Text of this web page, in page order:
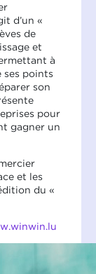
d’un «
de
et
à
ses points
son
pour
gagner un
et les
du «